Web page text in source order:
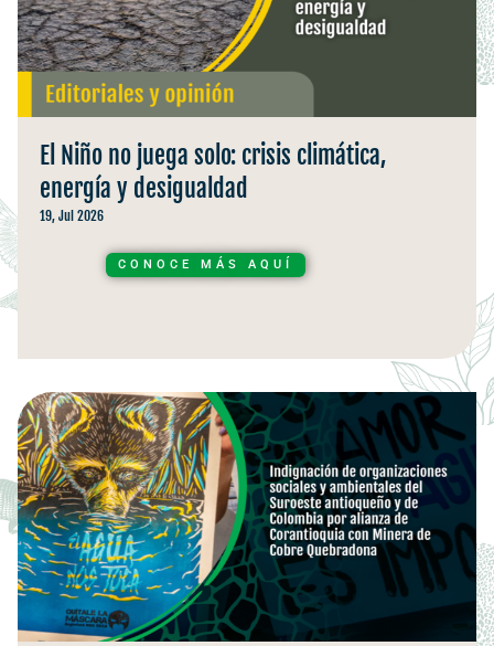
El Niño no juega solo: crisis climática,
energía y desigualdad
19, Jul 2026
CONOCE MÁS AQUÍ